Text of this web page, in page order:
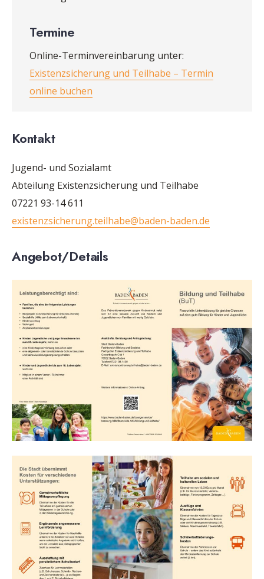
Termine
Online-Terminvereinbarung unter:
Existenzsicherung und Teilhabe – Termin
online buchen
Kontakt
Jugend- und Sozialamt
Abteilung Existenzsicherung und Teilhabe
07221 93-14 611
existenzsicherung.teilhabe@baden-baden.de
Angebot/Details